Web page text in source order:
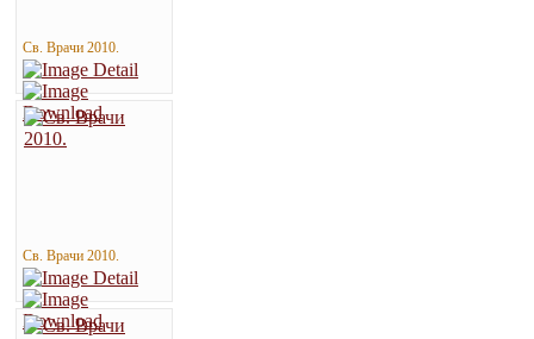
Св. Врачи 2010.
Св. Врачи 2010.